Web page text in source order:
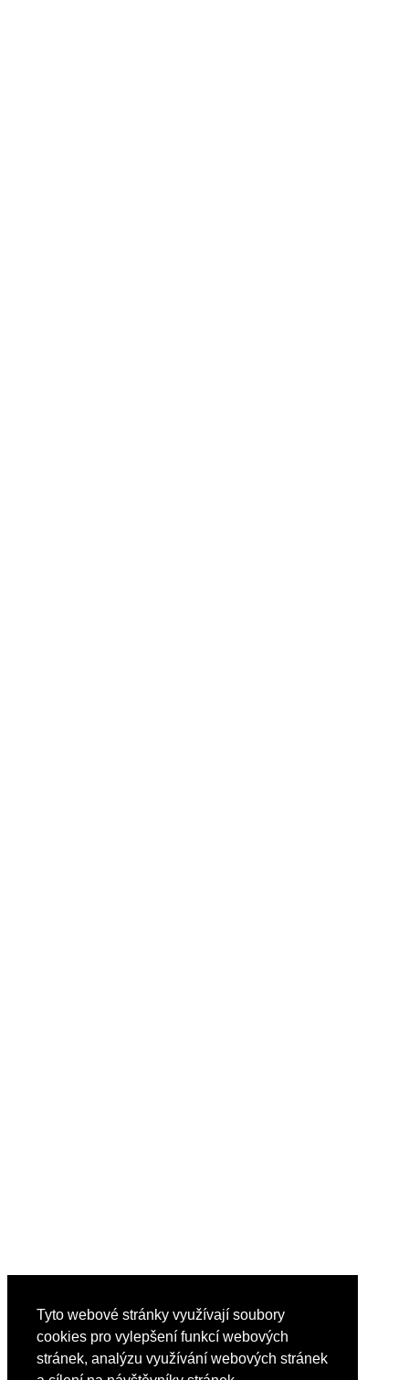
Tyto webové stránky využívají soubory
cookies pro vylepšení funkcí webových
stránek, analýzu využívání webových stránek